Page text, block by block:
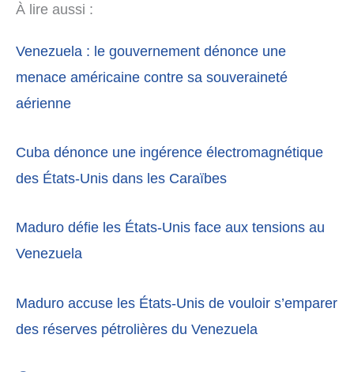
À lire aussi :
Venezuela : le gouvernement dénonce une
menace américaine contre sa souveraineté
aérienne
Cuba dénonce une ingérence électromagnétique
des États-Unis dans les Caraïbes
Maduro défie les États-Unis face aux tensions au
Venezuela
Maduro accuse les États-Unis de vouloir s’emparer
des réserves pétrolières du Venezuela